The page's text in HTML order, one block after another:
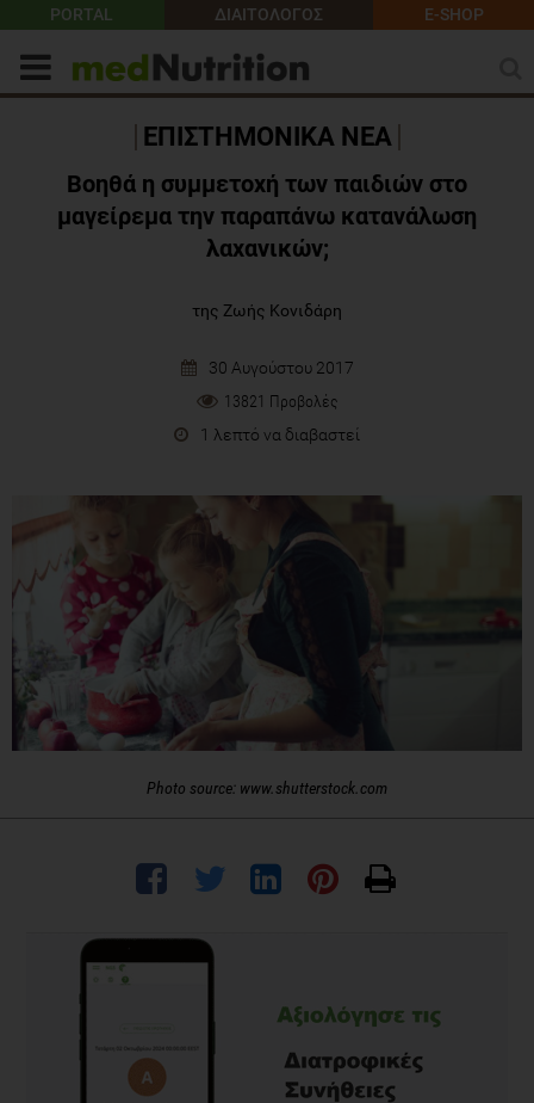
PORTAL ΔΙΑΙΤΟΛΟΓΟΣ E-SHOP
ΕΠΙΣΤΗΜΟΝΙΚΑ ΝΕΑ
Βοηθά η συμμετοχή των παιδιών στο
μαγείρεμα την παραπάνω κατανάλωση
λαχανικών;
της Ζωής Κονιδάρη
30 Αυγούστου 2017
13821 Προβολές
1 λεπτό να διαβαστεί
Photo source: www.shutterstock.com